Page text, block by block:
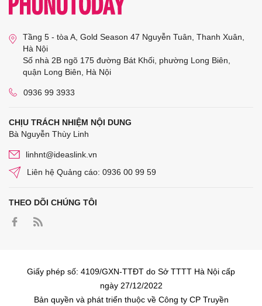
Tầng 5 - tòa A, Gold Season 47 Nguyễn Tuân, Thanh Xuân,
Hà Nội
Số nhà 2B ngõ 175 đường Bát Khối, phường Long Biên,
quận Long Biên, Hà Nội
0936 99 3933
CHỊU TRÁCH NHIỆM NỘI DUNG
Bà Nguyễn Thùy Linh
linhnt@ideaslink.vn
Liên hệ Quảng cáo: 0936 00 99 59
THEO DÕI CHÚNG TÔI
Giấy phép số: 4109/GXN-TTĐT do Sở TTTT Hà Nội cấp
ngày 27/12/2022
Bản quyền và phát triển thuộc về Công ty CP Truyền